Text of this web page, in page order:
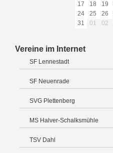
17
18 19
24
25 26
31
01 02
Vereine im Internet
SF Lennestadt
SF Neuenrade
SVG Plettenberg
MS Halver-Schalksmühle
TSV Dahl